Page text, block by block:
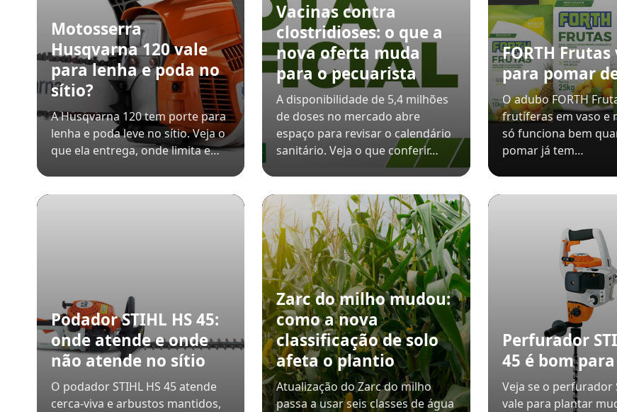
Motosserra
Husqvarna 120 vale
para lenha e poda no
sítio?
A Husqvarna 120 tem porte para
lenha e poda leve no sítio. Veja o
que ela entrega, onde limita e…
Vacinas contra
clostridioses: o que a
nova oferta muda
para o pecuarista
A disponibilidade de 5,4 milhões
de doses no mercado abre
espaço para revisar o calendário
sanitário. Veja o que conferir…
FORTH Frutas
para pomar
O adubo FORTH
frutíferas em vaso e
só funciona bem
pomar já tem…
Podador STIHL HS 45:
onde atende e onde
não atende no sítio
O podador STIHL HS 45 atende
cerca-viva e arbustos mantidos,
Zarc do milho mudou:
como a nova
classificação de solo
afeta o plantio
Atualização do Zarc do milho
passa a usar seis classes de água
Perfurador
45 é bom
Veja se o perfurador
vale para plantar